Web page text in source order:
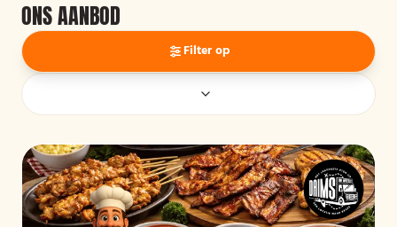
ONS AANBOD
Filter op